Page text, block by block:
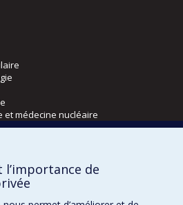
et médecine nucléaire
de l’activité physique
l’importance de